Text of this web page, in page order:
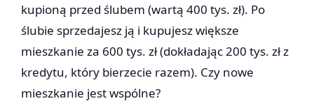
kupioną przed ślubem (wartą 400 tys. zł). Po
ślubie sprzedajesz ją i kupujesz większe
mieszkanie za 600 tys. zł (dokładając 200 tys. zł z
kredytu, który bierzecie razem). Czy nowe
mieszkanie jest wspólne?